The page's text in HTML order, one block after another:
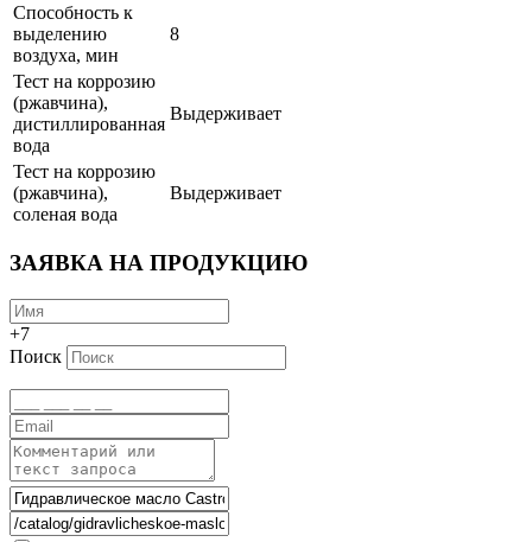
Способность к
выделению
воздуха, мин
8
Тест на коррозию
(ржавчина),
дистиллированная
вода
Выдерживает
Тест на коррозию
(ржавчина),
соленая вода
Выдерживает
ЗАЯВКА НА ПРОДУКЦИЮ
+7
Поиск